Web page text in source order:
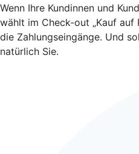
Wenn Ihre Kundinnen und
wählt im Check-out „Kauf auf
die Zahlungseingänge. Und
natürlich Sie.